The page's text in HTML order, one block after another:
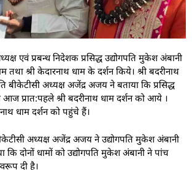
एवं प्रबन्ध निदेशक प्रसिद्ध उद्योगपति मुकेश अंबानी
तथा श्री केदारनाथ धाम के दर्शन किये। श्री बदरीनाथ
बीकेटीसी अध्यक्ष अजेंद्र अजय ने बताया कि प्रसिद्ध
आज प्रात:पहले श्री बदरीनाथ धाम दर्शन को आये ।
धाम दर्शन को पहुंचे हैं।
अध्यक्ष अजेंद्र अजय ने उद्योगपति मुकेश अंबानी
कि दोनों धामों को उद्योगपति मुकेश अंबानी ने पांच
दी है।